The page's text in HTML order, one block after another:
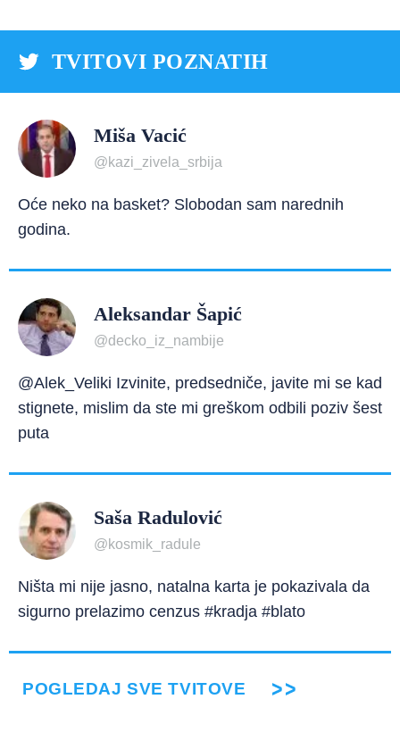
TVITOVI POZNATIH
Miša Vacić
@kazi_zivela_srbija
Oće neko na basket? Slobodan sam narednih
godina.
Aleksandar Šapić
@decko_iz_nambije
@Alek_Veliki Izvinite, predsedniče, javite mi se kad
stignete, mislim da ste mi greškom odbili poziv šest
puta
Saša Radulović
@kosmik_radule
Ništa mi nije jasno, natalna karta je pokazivala da
sigurno prelazimo cenzus #kradja #blato
POGLEDAJ SVE TVITOVE